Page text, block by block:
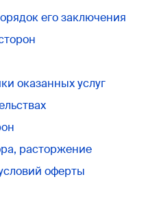
его заключения
оказанных услуг
расторжение
оферты